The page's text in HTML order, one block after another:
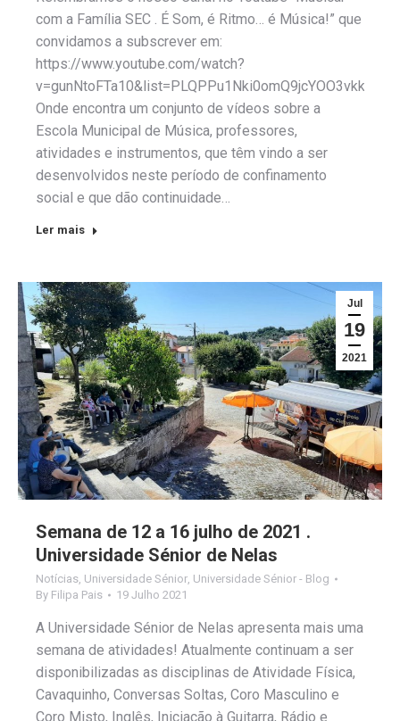
com a Família SEC . É Som, é Ritmo… é Música!” que
convidamos a subscrever em:
https://www.youtube.com/watch?
Onde encontra um conjunto de vídeos sobre a
Escola Municipal de Música, professores,
atividades e instrumentos, que têm vindo a ser
desenvolvidos neste período de confinamento
social e que dão continuidade…
Ler mais
Jul
19
2021
Semana de 12 a 16 julho de 2021 .
Universidade Sénior de Nelas
Notícias, Universidade Sénior, Universidade Sénior - Blog
By Filipa Pais 19 Julho 2021
A Universidade Sénior de Nelas apresenta mais uma
semana de atividades! Atualmente continuam a ser
disponibilizadas as disciplinas de Atividade Física,
Cavaquinho, Conversas Soltas, Coro Masculino e
Coro Misto, Inglês, Iniciação à Guitarra, Rádio e